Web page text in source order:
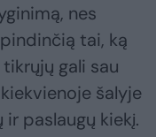
nes
tai, ką
gali sau
šalyje
paslaugų kiekį.